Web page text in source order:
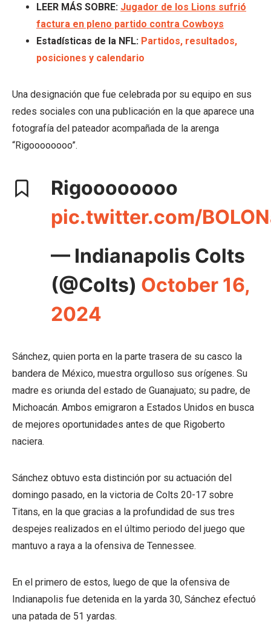
LEER MÁS SOBRE: Jugador de los Lions sufrió
factura en pleno partido contra Cowboys
Estadísticas de la NFL: Partidos, resultados,
posiciones y calendario
Una designación que fue celebrada por su equipo en sus
redes sociales con una publicación en la que aparece una
fotografía del pateador acompañada de la arenga
“Rigoooooooo”.
Rigoooooooo
pic.twitter.com/
— Indianapolis Colts
(@Colts) October 16,
2024
Sánchez, quien porta en la parte trasera de su casco la
bandera de México, muestra orgulloso sus orígenes. Su
madre es oriunda del estado de Guanajuato; su padre, de
Michoacán. Ambos emigraron a Estados Unidos en busca
de mejores oportunidades antes de que Rigoberto
naciera.
Sánchez obtuvo esta distinción por su actuación del
domingo pasado, en la victoria de Colts 20-17 sobre
Titans, en la que gracias a la profundidad de sus tres
despejes realizados en el último periodo del juego que
mantuvo a raya a la ofensiva de Tennessee.
En el primero de estos, luego de que la ofensiva de
Indianapolis fue detenida en la yarda 30, Sánchez efectuó
una patada de 51 yardas.